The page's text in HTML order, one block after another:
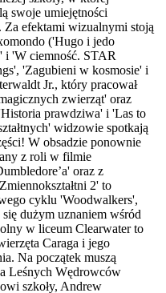
swoje umiejętności
Za efektami wizualnymi stoją
('Hugo i jedo
i 'W ciemność. STAR
'Zagubieni w kosmosie' i
Jr., który pracował
zwierząt' oraz
prawdziwa' i 'Las to
widzowie spotkają
W obsadzie ponownie
z roli w filmie
oraz z
2' to
cyklu 'Woodwalkers',
dużym uznaniem wśród
w liceum Clearwater to
Caraga i jego
Na początek muszą
Leśnych Wędrowców
szkoły, Andrew